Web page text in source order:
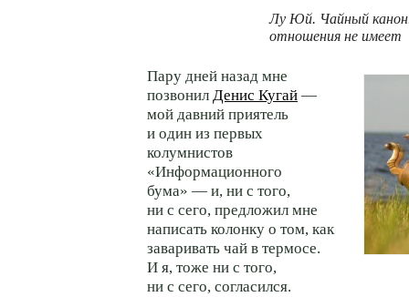
Лу Юй. Чайный
отношения не имеет
Пару дней назад мне
позвонил Денис Кугай —
мой давний приятель
и один из первых
колумнистов
«Информационного
бума» — и, ни с того,
ни с сего, предложил мне
написать колонку о том, как
заваривать чай в термосе.
И я, тоже ни с того,
ни с сего, согласился.